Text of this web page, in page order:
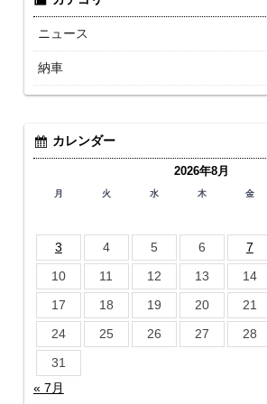
ニュース
納車
カレンダー
2026年8月
月 火 水 木 金
3
4 5 6 7
10
11 12 13 14
17
18 19 20 21
24
25 26 27 28
31
« 7月